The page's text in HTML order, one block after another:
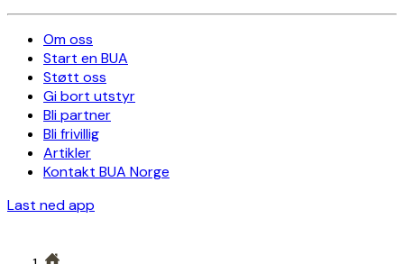
Om oss
Start en BUA
Støtt oss
Gi bort utstyr
Bli partner
Bli frivillig
Artikler
Kontakt BUA Norge
Last ned app